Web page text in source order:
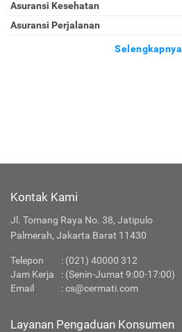
Asuransi Kesehatan
Asuransi Perjalanan
Selengkapnya
Kontak Kami
Jl. Tomang Raya No. 38, Jatipulo
Palmerah, Jakarta Barat 11430
Telepon : (021) 40000 312
Jam Kerja
: (Senin-Jumat 9:00-17:00)
Email
:cs@cermati.com
Layanan Pengaduan Konsumen